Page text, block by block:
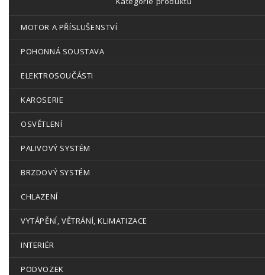
MOTOR A PŘÍSLUŠENSTVÍ
POHONNÁ SOUSTAVA
ELEKTROSOUČÁSTI
KAROSERIE
OSVĚTLENÍ
PALIVOVÝ SYSTÉM
BRZDOVÝ SYSTÉM
CHLAZENÍ
VYTÁPĚNÍ, VĚTRÁNÍ, KLIMATIZACE
INTERIÉR
PODVOZEK